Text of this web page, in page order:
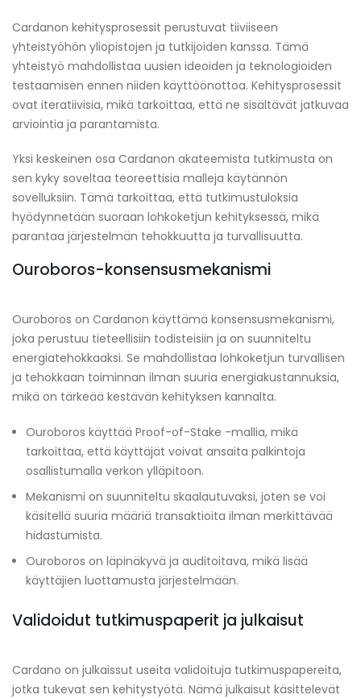
Cardanon kehitysprosessit perustuvat tiiviiseen
yhteistyöhön yliopistojen ja tutkijoiden kanssa. Tämä
yhteistyö mahdollistaa uusien ideoiden ja teknologioiden
testaamisen ennen niiden käyttöönottoa. Kehitysprosessit
ovat iteratiivisia, mikä tarkoittaa, että ne sisältävät jatkuvaa
arviointia ja parantamista.
Yksi keskeinen osa Cardanon akateemista tutkimusta on
sen kyky soveltaa teoreettisia malleja käytännön
sovelluksiin. Tämä tarkoittaa, että tutkimustuloksia
hyödynnetään suoraan lohkoketjun kehityksessä, mikä
parantaa järjestelmän tehokkuutta ja turvallisuutta.
Ouroboros-konsensusmekanismi
Ouroboros on Cardanon käyttämä konsensusmekanismi,
joka perustuu tieteellisiin todisteisiin ja on suunniteltu
energiatehokkaaksi. Se mahdollistaa lohkoketjun turvallisen
ja tehokkaan toiminnan ilman suuria energiakustannuksia,
mikä on tärkeää kestävän kehityksen kannalta.
Ouroboros käyttää Proof-of-Stake -mallia, mikä
tarkoittaa, että käyttäjät voivat ansaita palkintoja
osallistumalla verkon ylläpitoon.
Mekanismi on suunniteltu skaalautuvaksi, joten se voi
käsitellä suuria määriä transaktioita ilman merkittävää
hidastumista.
Ouroboros on läpinäkyvä ja auditoitava, mikä lisää
käyttäjien luottamusta järjestelmään.
Validoidut tutkimuspaperit ja julkaisut
Cardano on julkaissut useita validoituja tutkimuspapereita,
jotka tukevat sen kehitystyötä. Nämä julkaisut käsittelevät